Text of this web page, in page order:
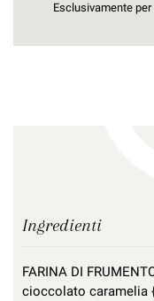
Esclusivamente
Ingredienti
FARINA DI
cioccolato caramelia